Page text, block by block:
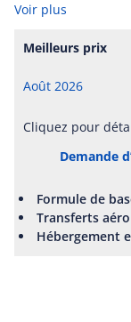
Voir plus
Demande
Meilleurs prix
Août 2026
Cliquez pour
Formule de
Transferts
Hébergement